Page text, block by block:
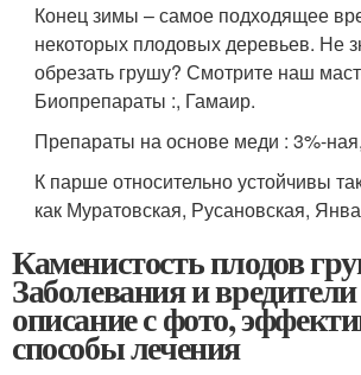
Конец зимы – самое подходящее
некоторых плодовых деревьев. Не
обрезать грушу? Смотрите наш
Биопрепараты :, Гамаир.
Препараты на основе меди : 3%-
К парше относительно устойчивы
как Муратовская, Русановская,
Каменистость плодов
Заболевания и
описание с фото,
способы лечения